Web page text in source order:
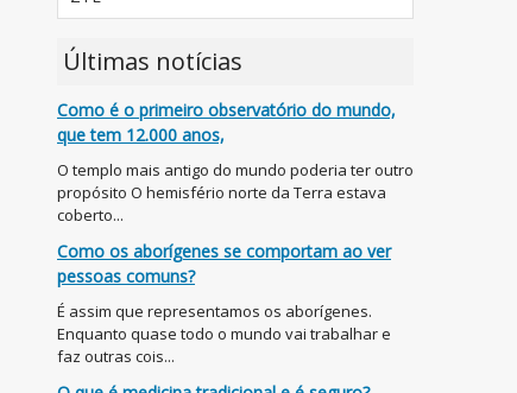
Últimas notícias
Como é o primeiro observatório do mundo,
que tem 12.000 anos,
O templo mais antigo do mundo poderia ter outro
propósito O hemisfério norte da Terra estava
coberto...
Como os aborígenes se comportam ao ver
pessoas comuns?
É assim que representamos os aborígenes.
Enquanto quase todo o mundo vai trabalhar e
faz outras cois...